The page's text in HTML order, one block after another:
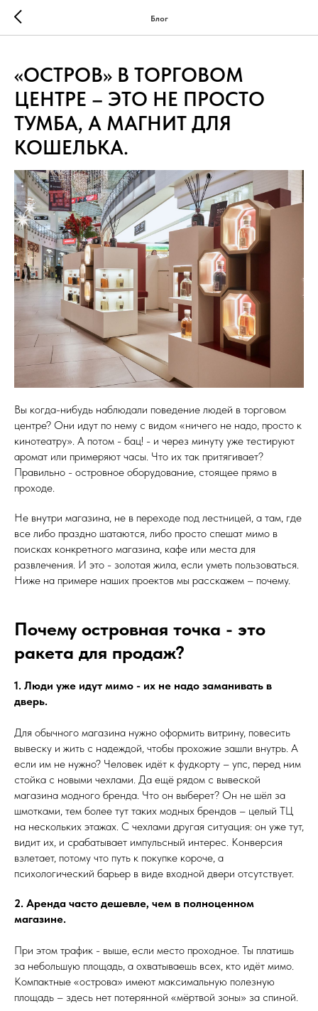
Блог
«ОСТРОВ» В ТОРГОВОМ
ЦЕНТРЕ – ЭТО НЕ ПРОСТО
ТУМБА, А МАГНИТ ДЛЯ
КОШЕЛЬКА.
Вы когда-нибудь наблюдали поведение людей в торговом
центре? Они идут по нему с видом «ничего не надо, просто к
кинотеатру». А потом - бац! - и через минуту уже тестируют
аромат или примеряют часы. Что их так притягивает?
Правильно - островное оборудование, стоящее прямо в
проходе.
Не внутри магазина, не в переходе под лестницей, а там, где
все либо праздно шатаются, либо просто спешат мимо в
поисках конкретного магазина, кафе или места для
развлечения. И это - золотая жила, если уметь пользоваться.
Ниже на примере наших проектов мы расскажем – почему.
Почему островная точка - это
ракета для продаж?
1. Люди уже идут мимо - их не надо заманивать в
дверь.
Для обычного магазина нужно оформить витрину, повесить
вывеску и жить с надеждой, чтобы прохожие зашли внутрь. А
если им не нужно? Человек идёт к фудкорту – упс, перед ним
стойка с новыми чехлами. Да ещё рядом с вывеской
магазина модного бренда. Что он выберет? Он не шёл за
шмотками, тем более тут таких модных брендов – целый ТЦ
на нескольких этажах. С чехлами другая ситуация: он уже тут,
видит их, и срабатывает импульсный интерес. Конверсия
взлетает, потому что путь к покупке короче, а
психологический барьер в виде входной двери отсутствует.
2. Аренда часто дешевле, чем в полноценном
магазине.
При этом трафик - выше, если место проходное. Ты платишь
за небольшую площадь, а охватываешь всех, кто идёт мимо.
Компактные «острова» имеют максимальную полезную
площадь – здесь нет потерянной «мёртвой зоны» за спиной.